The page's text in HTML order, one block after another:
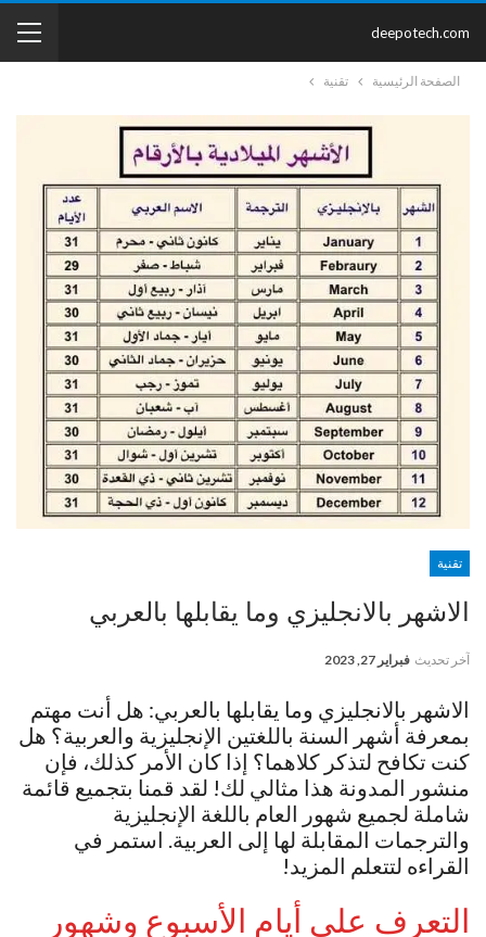
deepotech.com
الصفحة الرئيسية تقنية
تقنية
الاشهر بالانجليزي وما يقابلها بالعربي
آخر تحديث فبراير 27, 2023
الاشهر بالانجليزي وما يقابلها بالعربي: هل أنت مهتم
بمعرفة أشهر السنة باللغتين الإنجليزية والعربية؟ هل
كنت تكافح لتذكر كلاهما؟ إذا كان الأمر كذلك، فإن
منشور المدونة هذا مثالي لك! لقد قمنا بتجميع قائمة
شاملة لجميع شهور العام باللغة الإنجليزية
والترجمات المقابلة لها إلى العربية. استمر في
القراءه لتتعلم المزيد!
التعرف على أيام الأسبوع وشهور